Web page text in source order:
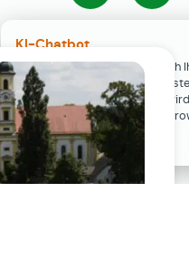
KI-Chatbot
Der KI-Chatbot steht erst nach
Einwilligung in den Cookie-
Verfügung. Der Chat-Verlauf
ausschließlich lokal in Ihrem
gespeichert.